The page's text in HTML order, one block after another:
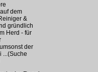
dem
&
gründlich
Herd - für
der
...(Suche